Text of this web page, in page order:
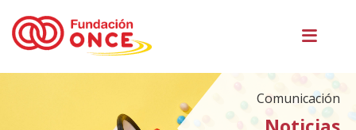
principal
Comunicación